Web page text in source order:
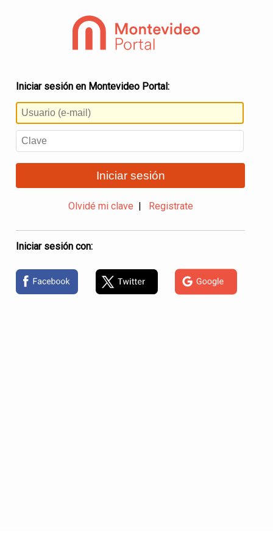
Iniciar sesión en Montevideo Portal:
Iniciar sesión
Olvidé mi clave Registrate
Iniciar sesión con: